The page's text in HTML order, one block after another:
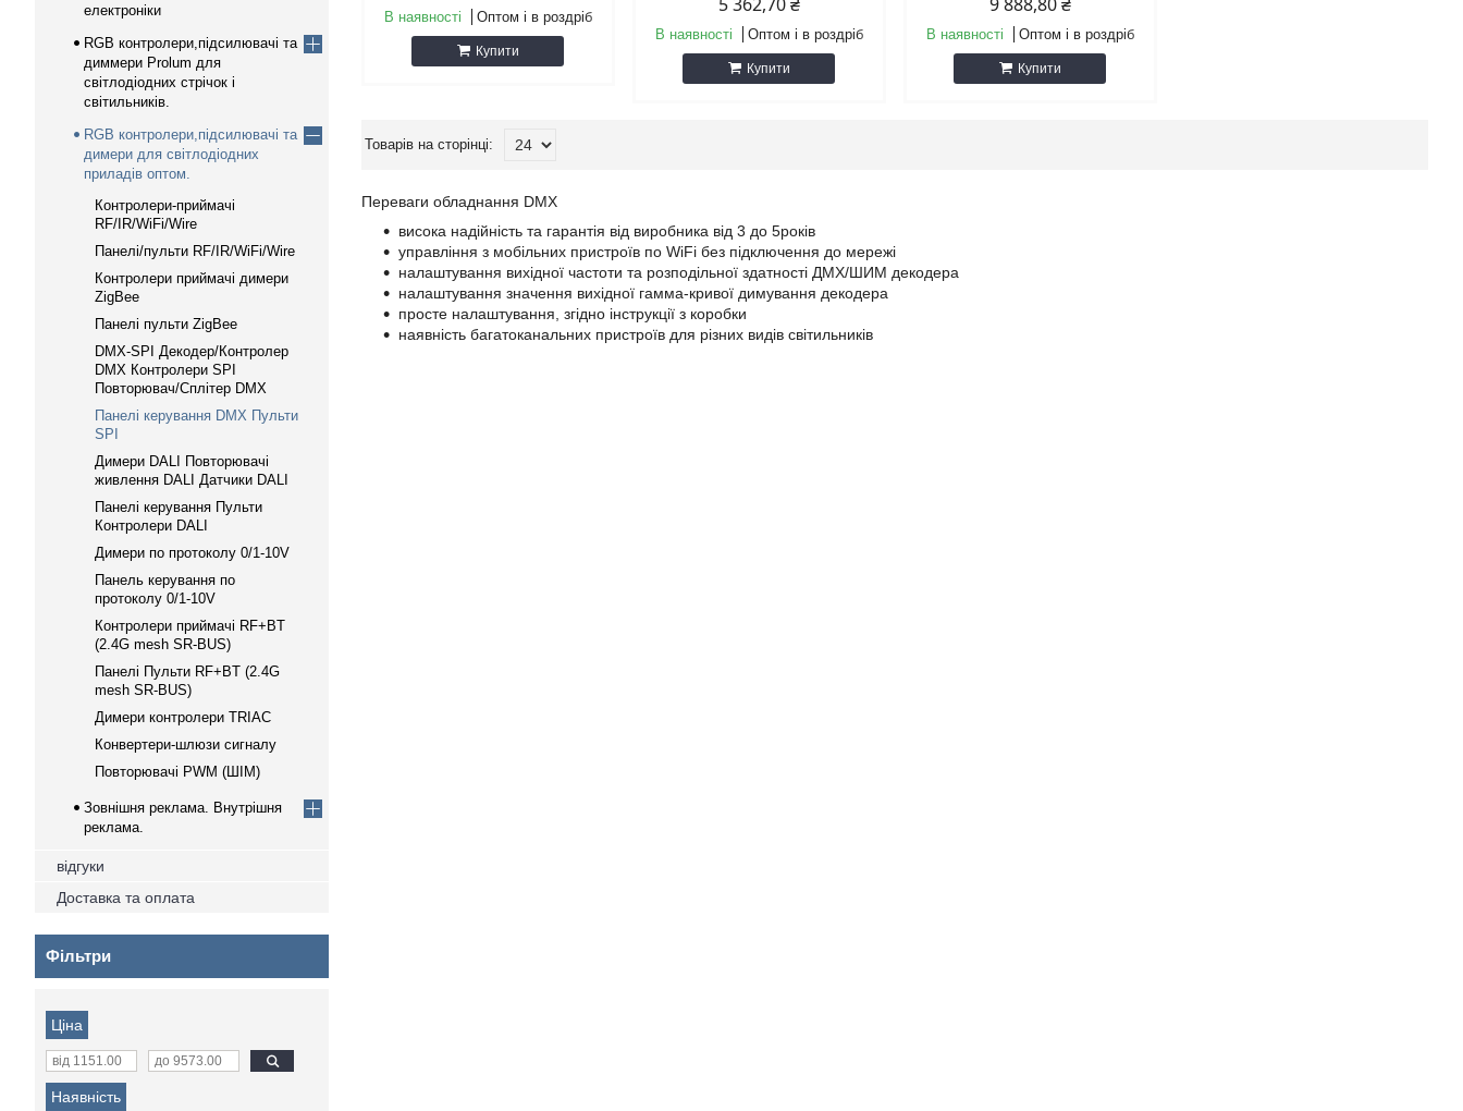
В наявності Оптом і в роздріб
Купити
В наявності Оптом і в роздріб
Купити
В наявності Оптом і в роздріб
Купити
Переваги обладнання DMX
висока надійність та гарантія від виробника від 3 до 5років
управління з мобільних пристроїв по WiFi без підключення до мережі
налаштування вихідної частоти та розподільної здатності ДМХ/ШИМ декодера
налаштування значення вихідної гамма-кривої димування декодера
просте налаштування, згідно інструкції з коробки
наявність багатоканальних пристроїв для різних видів світильників
електроніки
RGB контролери,підсилювачі та
диммери Prolum для
світлодіодних стрічок і
світильників.
RGB контролери,підсилювачі та
димери для світлодіодних
приладів оптом.
Контролери-приймачі
RF/IR/WiFi/Wire
Панелі/пульти RF/IR/WiFi/Wire
Контролери приймачі димери
ZigBee
Панелі пульти ZigBee
DMX-SPI Декодер/Контролер
DMX Контролери SPI
Повторювач/Сплітер DMX
Панелі керування DMX Пульти
SPI
Димери DALI Повторювачі
живлення DALI Датчики DALI
Панелі керування Пульти
Контролери DALI
Димери по протоколу 0/1-10V
Панель керування по
протоколу 0/1-10V
Контролери приймачі RF+BT
(2.4G mesh SR-BUS)
Панелі Пульти RF+BT (2.4G
mesh SR-BUS)
Димери контролери TRIAC
Конвертери-шлюзи сигналу
Повторювачі PWM (ШІМ)
Зовнішня реклама. Внутрішня
реклама.
відгуки
Доставка та оплата
Фільтри
Ціна
Наявність